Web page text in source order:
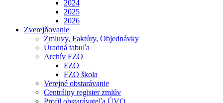
2024
2025
2026
Zverejňovanie
Zmluvy, Faktúry, Objednávky
Úradná tabuľa
Archív FZO
FZO
FZO škola
Verejné obstarávanie
Centrálny register zmlúv
Profil obstarávateľa ÚVO